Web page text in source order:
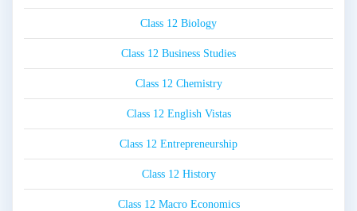
Class 12 Biology
Class 12 Business Studies
Class 12 Chemistry
Class 12 English Vistas
Class 12 Entrepreneurship
Class 12 History
Class 12 Macro Economics